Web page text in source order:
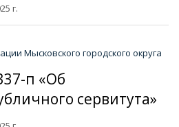
г.
Мысковского городского округа
п «Об
сервитута»